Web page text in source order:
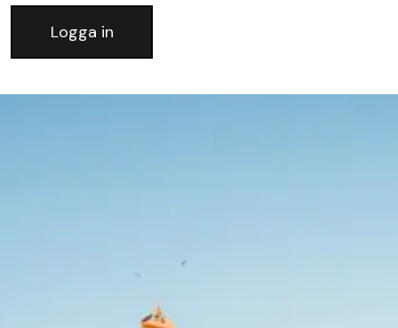
Logga in